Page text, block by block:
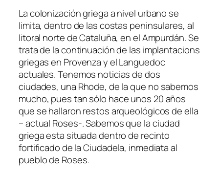
La colonización griega a nivel urbano se
limita, dentro de las costas peninsulares, al
litoral norte de Cataluña, en el Ampurdán. Se
trata de la continuación de las implantacions
griegas en Provenza y el Languedoc
actuales. Tenemos noticias de dos
ciudades, una Rhode, de la que no sabemos
mucho, pues tan sólo hace unos 20 años
que se hallaron restos arqueológicos de ella
– actual Roses-. Sabemos que la ciudad
griega esta situada dentro de recinto
fortificado de la Ciudadela, inmediata al
pueblo de Roses.